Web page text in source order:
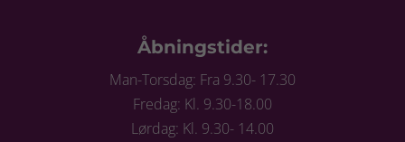
Åbningstider:
Man-Torsdag: Fra 9.30- 17.30
Fredag: Kl. 9.30-18.00
Lørdag: Kl. 9.30- 14.00